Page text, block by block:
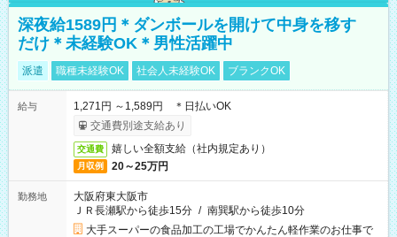
深夜給1589円＊ダンボールを開けて中身を移す
だけ＊未経験OK＊男性活躍中
派遣 職種未経験OK 社会人未経験OK ブランクOK
給与
1,271円 ～1,589円 ＊日払いOK
交通費別途支給あり
交通費 嬉しい全額支給（社内規定あり）
月収例 20～25万円
勤務地
大阪府東大阪市
ＪＲ長瀬駅から徒歩15分 / 南巽駅から徒歩10分
大手スーパーの食品加工の工場でかんたん軽作業のお仕事で